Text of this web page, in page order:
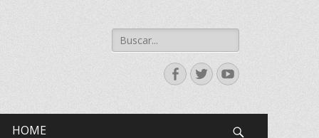
Buscar:
Facebook
TwitterYouTube
HOME